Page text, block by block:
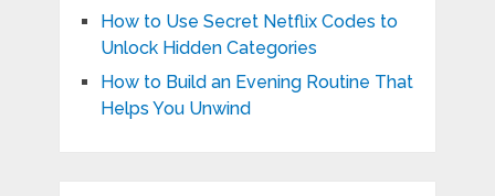
How to Use Secret Netflix Codes to
Unlock Hidden Categories
How to Build an Evening Routine That
Helps You Unwind